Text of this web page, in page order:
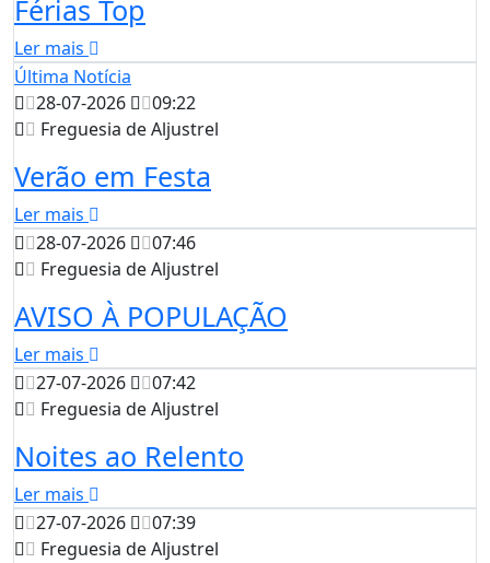
Férias Top
Ler mais
Última Notícia
28-07-2026
09:22
Freguesia de Aljustrel
Verão em Festa
Ler mais
28-07-2026
07:46
Freguesia de Aljustrel
AVISO À POPULAÇÃO
Ler mais
27-07-2026
07:42
Freguesia de Aljustrel
Noites ao Relento
Ler mais
27-07-2026
07:39
Freguesia de Aljustrel